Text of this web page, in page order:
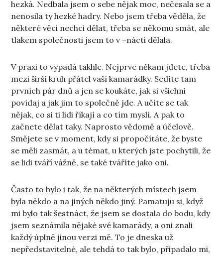
hezká. Nedbala jsem o sebe nějak moc, nečesala se a
nenosila ty hezké hadry. Nebo jsem třeba věděla, že
některé věci nechci dělat, třeba se někomu smát, ale
tlakem společnosti jsem to v –nácti dělala.
V praxi to vypadá takhle. Nejprve někam jdete, třeba
mezi širší kruh přátel vaší kamarádky. Sedíte tam
prvních pár dnů a jen se koukáte, jak si všichni
povídaj a jak jim to společně jde. A učíte se tak
nějak, co si ti lidi říkají a co tím myslí. A pak to
začnete dělat taky. Naprosto vědomě a účelově.
Smějete se v moment, kdy si propočítáte, že byste
se měli zasmát, a u témat, u kterých jste pochytili, že
se lidi tváří vážně, se také tváříte jako oni.
Často to bylo i tak, že na některých místech jsem
byla někdo a na jiných někdo jiný. Pamatuju si, když
mi bylo tak šestnáct, že jsem se dostala do bodu, kdy
jsem seznámila nějaké své kamarády, a oni znali
každý úplně jinou verzi mě. To je dneska už
nepředstavitelné, ale tehdá to tak bylo, připadalo mi,